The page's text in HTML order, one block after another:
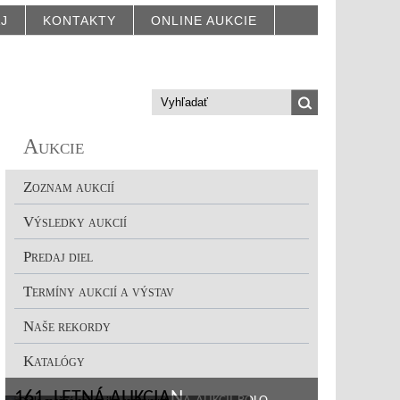
KONTAKTY ONLINE AUKCIE
Aukcie
Zoznam aukcií
Výsledky aukcií
Predaj diel
Termíny aukcií a výstav
Naše rekordy
Katalógy